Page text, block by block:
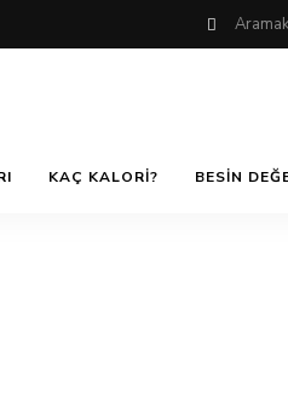
KAÇ KALORI? BESIN